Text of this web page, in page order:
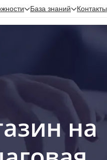
База знаний Контакты
на